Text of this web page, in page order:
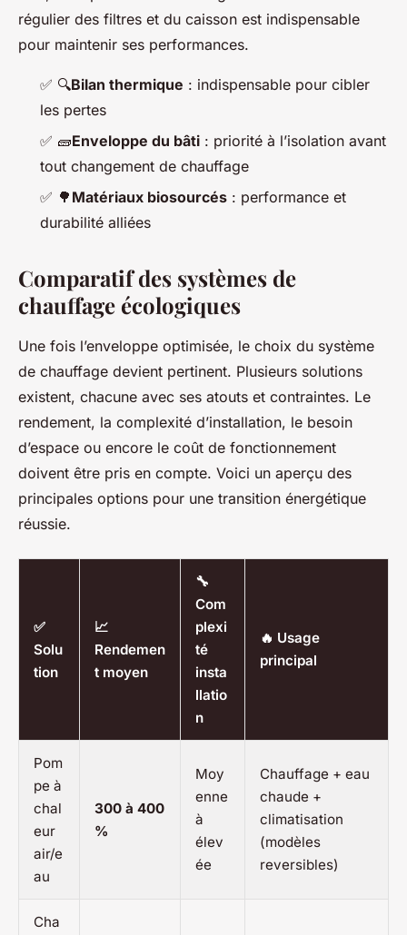
régulier des filtres et du caisson est indispensable
pour maintenir ses performances.
✅ 🔍Bilan thermique : indispensable pour cibler
les pertes
✅ 🧱Enveloppe du bâti : priorité à l’isolation avant
tout changement de chauffage
✅ 🌳 Matériaux biosourcés : performance et
durabilité alliées
Comparatif des systèmes de
chauffage écologiques
Une fois l’enveloppe optimisée, le choix du système
de chauffage devient pertinent. Plusieurs solutions
existent, chacune avec ses atouts et contraintes. Le
rendement, la complexité d’installation, le besoin
d’espace ou encore le coût de fonctionnement
doivent être pris en compte. Voici un aperçu des
principales options pour une transition énergétique
réussie.
✅
Solu
tion
📈
Rendemen
t moyen
🔧
Com
plexi
té
insta
llatio
n
🔥 Usage
principal
Pom
pe à
chal
eur
air/e
au
300 à 400
%
Moy
enne
à
élev
ée
Chauffage + eau
chaude +
climatisation
(modèles
reversibles)
Cha